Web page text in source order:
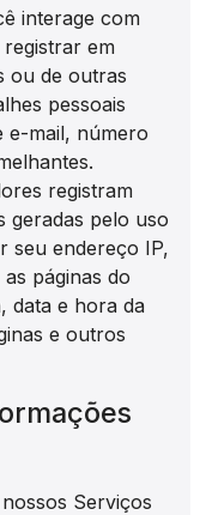
interage com
em
ou de outras
pessoais
e-mail, número
registram
geradas pelo uso
seu endereço IP,
páginas do
data e hora da
e outros
Serviços